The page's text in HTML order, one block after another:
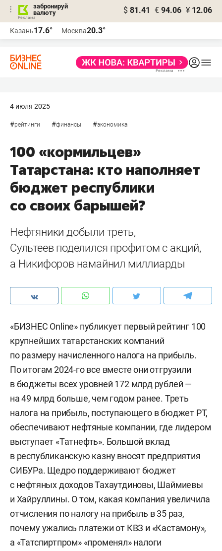
забронируй
валюту
$ 81.41 € 94.06 ¥ 12.06
Казань17.6° Москва20.3°
4 июля 2025
#рейтинги #финансы #экономика
100 «кормильцев»
Татарстана: кто наполняет
бюджет республики
со своих барышей?
Нефтяники добыли треть,
Сультеев поделился профитом с акций,
а Никифоров намайнил миллиарды
«БИЗНЕС Online» публикует первый рейтинг 100
крупнейших татарстанских компаний
по размеру начисленного налога на прибыль.
По итогам 2024-го все вместе они отгрузили
в бюджеты всех уровней 172 млрд рублей —
на 49 млрд больше, чем годом ранее. Треть
налога на прибыль, поступающего в бюджет РТ,
обеспечивают нефтяные компании, где лидером
выступает «Татнефть». Большой вклад
в республиканскую казну вносят предприятия
СИБУРа. Щедро поддерживают бюджет
с нефтяных доходов Тахаутдиновы, Шаймиевы
и Хайруллины. О том, какая компания увеличила
отчисления по налогу на прибыль в 35 раз,
почему ужались платежи от КВЗ и «Кастамону»,
а «Татспиртпром» «променял» налоги